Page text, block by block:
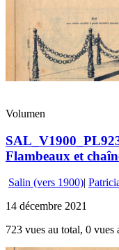
Volumen
Flambeaux et
Salin (vers 1900)|
14 décembre 2021
723 vues au total, 0 vues